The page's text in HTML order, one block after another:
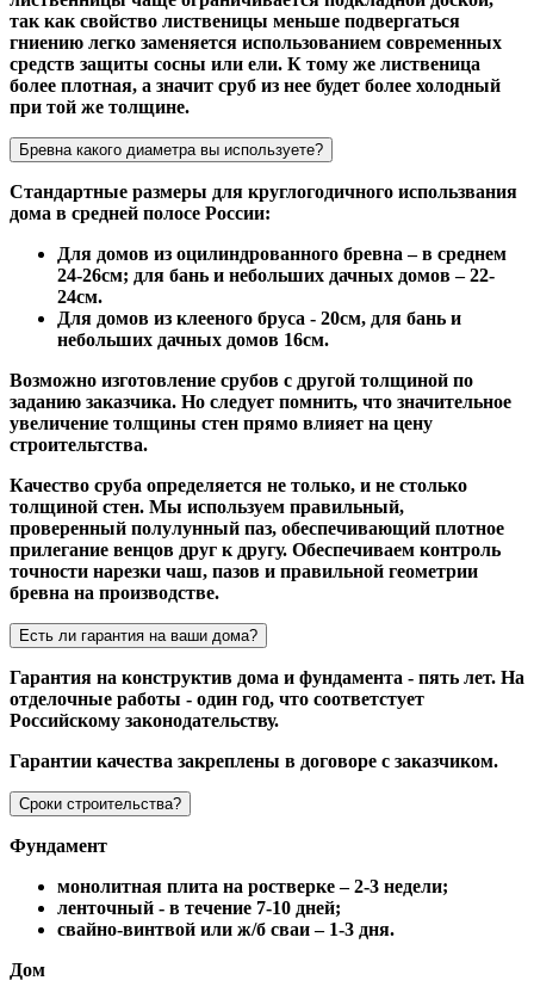
так как свойство лиственицы меньше подвергаться
гниению легко заменяется использованием современных
средств защиты сосны или ели. К тому же лиственица
более плотная, а значит сруб из нее будет более холодный
при той же толщине.
Бревна какого диаметра вы используете?
Стандартные размеры для круглогодичного использвания
дома в средней полосе России:
Для домов из оцилиндрованного бревна – в среднем
24-26см; для бань и небольших дачных домов – 22-
24см.
Для домов из клееного бруса - 20см, для бань и
небольших дачных домов 16см.
Возможно изготовление срубов с другой толщиной по
заданию заказчика. Но следует помнить, что значительное
увеличение толщины стен прямо влияет на цену
строительтства.
Качество сруба определяется не только, и не столько
толщиной стен. Мы используем правильный,
проверенный полулунный паз, обеспечивающий плотное
прилегание венцов друг к другу. Обеспечиваем контроль
точности нарезки чаш, пазов и правильной геометрии
бревна на производстве.
Есть ли гарантия на ваши дома?
Гарантия на конструктив дома и фундамента - пять лет. На
отделочные работы - один год, что соответстует
Российскому законодательству.
Гарантии качества закреплены в договоре с заказчиком.
Сроки строительства?
Фундамент
монолитная плита на ростверке – 2-3 недели;
ленточный - в течение 7-10 дней;
свайно-винтвой или ж/б сваи – 1-3 дня.
Дом